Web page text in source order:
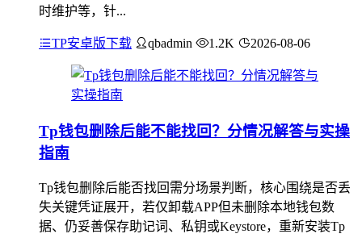
时维护等，针...
TP安卓版下载 qbadmin 1.2K 2026-08-06
Tp钱包删除后能不能找回？分情况解答与实操
指南
Tp钱包删除后能否找回需分场景判断，核心围绕是否丢
失关键凭证展开，若仅卸载APP但未删除本地钱包数
据、仍妥善保存助记词、私钥或Keystore，重新安装Tp